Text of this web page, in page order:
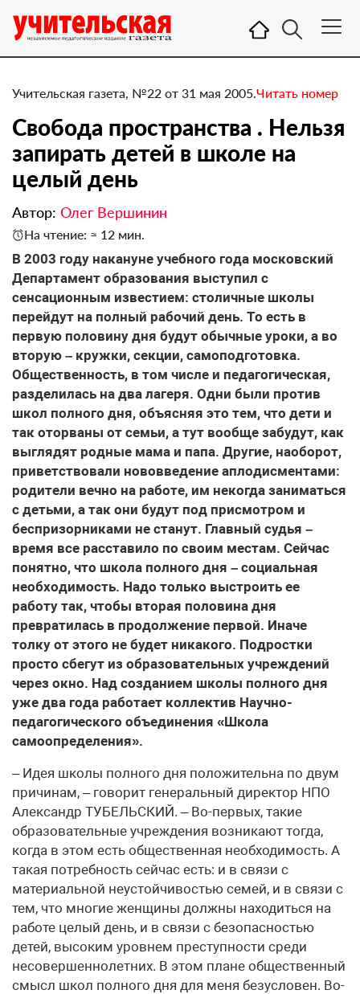
Учительская газета, №22 от 31 мая 2005.Читать номер
Свобода пространства . Нельзя
запирать детей в школе на
целый день
Автор: Олег Вершинин
На чтение: ≈ 12 мин.
В 2003 году накануне учебного года московский
Департамент образования выступил с
сенсационным известием: столичные школы
перейдут на полный рабочий день. То есть в
первую половину дня будут обычные уроки, а во
вторую – кружки, секции, самоподготовка.
Общественность, в том числе и педагогическая,
разделилась на два лагеря. Одни были против
школ полного дня, объясняя это тем, что дети и
так оторваны от семьи, а тут вообще забудут, как
выглядят родные мама и папа. Другие, наоборот,
приветствовали нововведение аплодисментами:
родители вечно на работе, им некогда заниматься
с детьми, а так они будут под присмотром и
беспризорниками не станут. Главный судья –
время все расставило по своим местам. Сейчас
понятно, что школа полного дня – социальная
необходимость. Надо только выстроить ее
работу так, чтобы вторая половина дня
превратилась в продолжение первой. Иначе
толку от этого не будет никакого. Подростки
просто сбегут из образовательных учреждений
через окно. Над созданием школы полного дня
уже два года работает коллектив Научно-
педагогического объединения «Школа
самоопределения».
– Идея школы полного дня положительна по двум
причинам, – говорит генеральный директор НПО
Александр ТУБЕЛЬСКИЙ. – Во-первых, такие
образовательные учреждения возникают тогда,
когда в этом есть общественная необходимость. А
такая потребность сейчас есть: и в связи с
материальной неустойчивостью семей, и в связи с
тем, что многие женщины должны находиться на
работе целый день, и в связи с безопасностью
детей, высоким уровнем преступности среди
несовершеннолетних. В этом плане общественный
смысл школ полного дня для меня безусловен. Во-